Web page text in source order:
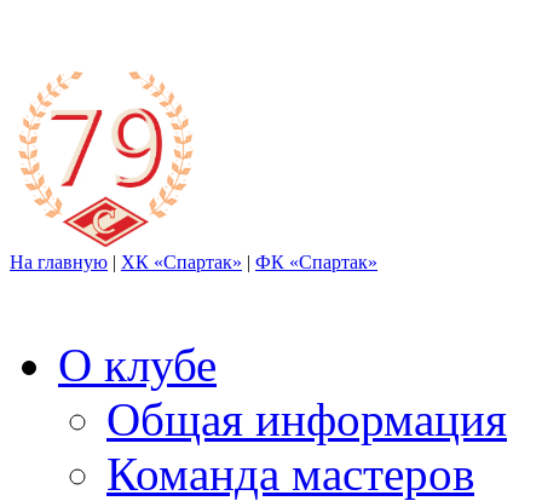
На главную | ХК «Спартак» | ФК «Спартак»
О клубе
Общая информация
Команда мастеров